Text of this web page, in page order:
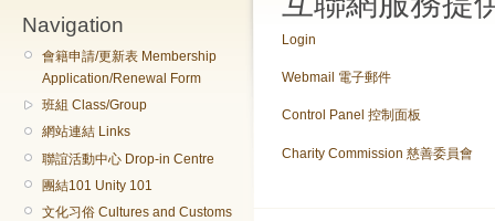
Navigation
會籍申請/更新表 Membership
Application/Renewal Form
班組 Class/Group
網站連結 Links
聯誼活動中心 Drop-in Centre
團結101 Unity 101
文化习俗 Cultures and Customs
Login
Webmail 電子郵件
Control Panel 控制面板
Charity Commission 慈善委員會